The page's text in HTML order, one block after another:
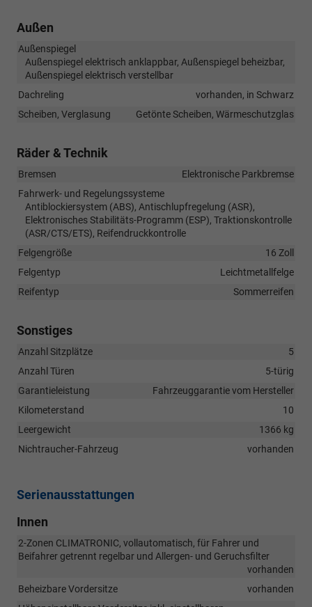
Außen
Außenspiegel
Außenspiegel elektrisch anklappbar, Außenspiegel beheizbar,
Außenspiegel elektrisch verstellbar
Dachreling
vorhanden, in Schwarz
Scheiben, Verglasung
Getönte Scheiben, Wärmeschutzglas
Räder & Technik
Bremsen
Elektronische Parkbremse
Fahrwerk- und Regelungssysteme
Antiblockiersystem (ABS), Antischlupfregelung (ASR),
Elektronisches Stabilitäts-Programm (ESP), Traktionskontrolle
(ASR/CTS/ETS), Reifendruckkontrolle
Felgengröße
16 Zoll
Felgentyp
Leichtmetallfelge
Reifentyp
Sommerreifen
Sonstiges
Anzahl Sitzplätze
5
Anzahl Türen
5-türig
Garantieleistung
Fahrzeuggarantie vom Hersteller
Kilometerstand
10
Leergewicht
1366 kg
Nichtraucher-Fahrzeug
vorhanden
Serienausstattungen
Innen
2-Zonen CLIMATRONIC, vollautomatisch, für Fahrer und
Beifahrer getrennt regelbar und Allergen- und Geruchsfilter
vorhanden
Beheizbare Vordersitze
vorhanden